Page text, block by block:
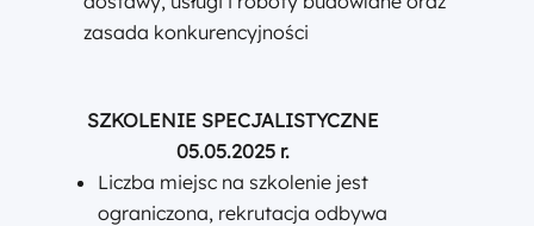
zasada konkurencyjności
SZKOLENIE SPECJALISTYCZNE
05.05.2025 r.
Liczba miejsc na szkolenie jest
ograniczona, rekrutacja odbywa